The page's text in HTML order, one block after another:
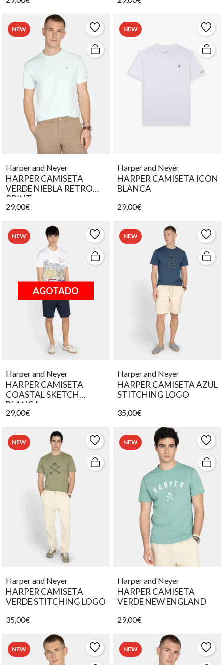
NEW
Harper and Neyer
HARPER CAMISETA
VERDE NIEBLA RETRO
PRINT
29,00€
NEW
Harper and Neyer
HARPER CAMISETA ICON
BLANCA
29,00€
NEW
AGOTADO
Harper and Neyer
HARPER CAMISETA
COASTAL SKETCH
BLANCA
29,00€
NEW
Harper and Neyer
HARPER CAMISETA AZUL
STITCHING LOGO
35,00€
NEW
Harper and Neyer
HARPER CAMISETA
VERDE STITCHING LOGO
35,00€
NEW
Harper and Neyer
HARPER CAMISETA
VERDE NEW ENGLAND
29,00€
NEW NEW